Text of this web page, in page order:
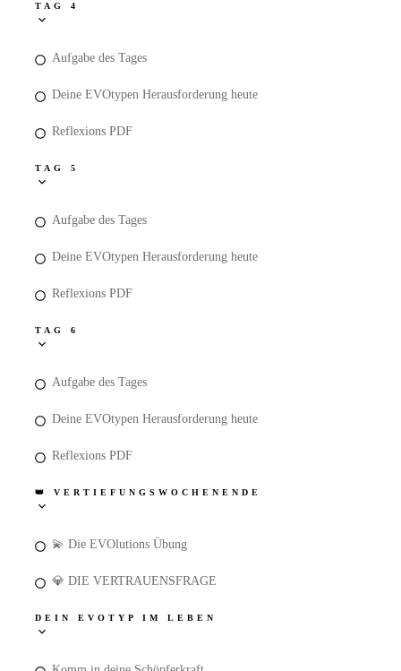
TAG 4
Aufgabe des Tages
Deine EVOtypen Herausforderung heute
Reflexions PDF
TAG 5
Aufgabe des Tages
Deine EVOtypen Herausforderung heute
Reflexions PDF
TAG 6
Aufgabe des Tages
Deine EVOtypen Herausforderung heute
Reflexions PDF
👑 VERTIEFUNGSWOCHENENDE
💫 Die EVOlutions Übung
💎 DIE VERTRAUENSFRAGE
DEIN EVOTYP IM LEBEN